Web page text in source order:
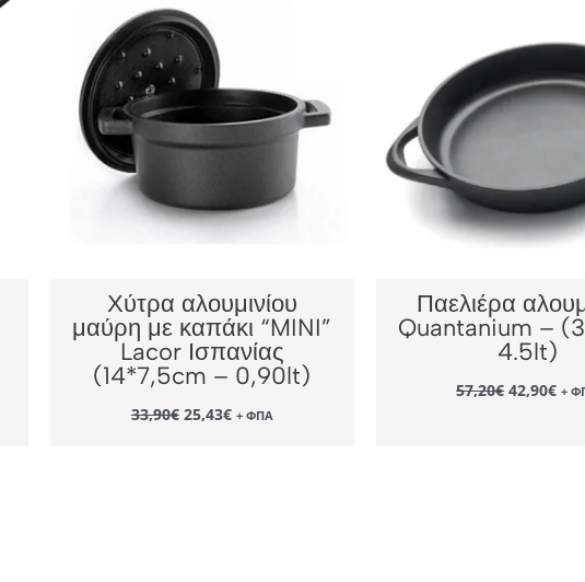
Χύτρα αλουμινίου
μαύρη με καπάκι “MINI”
Lacor Ισπανίας
(14*7,5cm – 0,90lt)
33,90€ Original
price
25,43€Η
τρέχουσα
+ ΦΠΑ
Παελιέρα
Quantanium –
4.5lt)
57,20€ Original
price
42,90€Η+